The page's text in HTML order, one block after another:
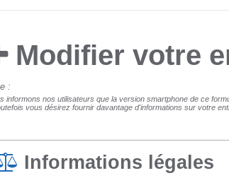
Modifier votre
:
informons nos utilisateurs que la version smartphone de ce
vous désirez fournir davantage d'informations sur votre
Informations légales